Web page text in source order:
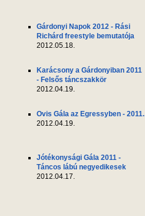
Gárdonyi Napok 2012 - Rási
Richárd freestyle bemutatója
2012.05.18.
Karácsony a Gárdonyiban 2011
- Felsős táncszakkör
2012.04.19.
Ovis Gála az Egressyben - 2011.
2012.04.19.
Jótékonysági Gála 2011 -
Táncos lábú negyedikesek
2012.04.17.